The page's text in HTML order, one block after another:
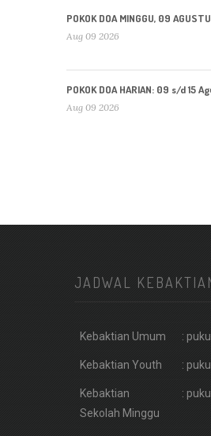
POKOK DOA MINGGU, 09
Aug 09 2026
POKOK DOA HARIAN: 09 s/d 15
Aug 09 2026
JADWAL
Kebaktian Umum :
Kebaktian Youth :
Kebaktian
Sekolah Minggu
: